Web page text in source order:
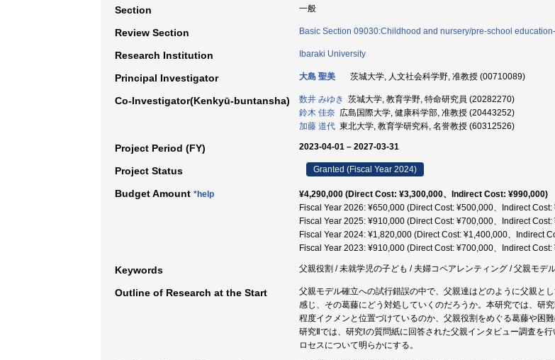
Section 一般
Review Section Basic Section 09030:Childhood and nursery/pre-school
Research Institution Ibaraki University
Principal Investigator 大島 聖美 茨城大学, 人文社会科学野, 准教授 (00710089)
Co-Investigator(Kenkyū-buntansha) 数井 みゆき 茨城大学, 教育学野, 特命研究員 (20282270)
鈴木 佳奈 広島国際大学, 健康科学部, 准教授 (20443252)
加藤 道代 東北大学, 教育学研究科, 名誉教授 (60312526)
Project Period (FY) 2023-04-01 – 2027-03-31
Project Status Granted (Fiscal Year 2024)
Budget Amount *help
¥4,290,000 (Direct Cost: ¥3,300,000、Indirect Cost: ¥990,000)
Fiscal Year 2026: ¥650,000 (Direct Cost: ¥500,000、Indirect
Fiscal Year 2025: ¥910,000 (Direct Cost: ¥700,000、Indirect
Fiscal Year 2024: ¥1,820,000 (Direct Cost: ¥1,400,000、Indirect
Fiscal Year 2023: ¥910,000 (Direct Cost: ¥700,000、Indirect
Keywords 父親役割 / 未就学児の子ども / 夫婦コペアレンティング / 父親モデ
Outline of Research at the Start
父親モデル確立への試行錯誤の中で、父親達はどのように父親と
感じ、その葛藤にどう対処していくのだろうか。本研究では、研
程度イクメンと位置づけているのか、父親役割をめぐる葛藤や困
研究Ⅱでは、研究Ⅰの質問紙に回答された父親インタビュー調査を
ロセスについて明らかにする。